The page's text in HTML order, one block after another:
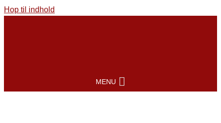
Hop til indhold
MENU